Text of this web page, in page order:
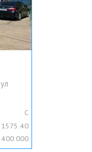
C
1575.40
400 000